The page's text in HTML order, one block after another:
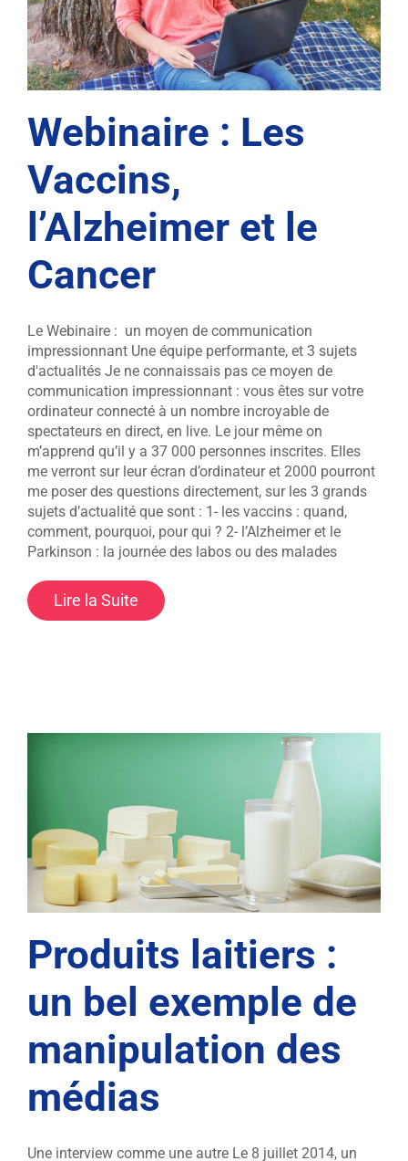
Webinaire : Les
Vaccins,
l’Alzheimer et le
Cancer
Le Webinaire : un moyen de communication
impressionnant Une équipe performante, et 3 sujets
d'actualités Je ne connaissais pas ce moyen de
communication impressionnant : vous êtes sur votre
ordinateur connecté à un nombre incroyable de
spectateurs en direct, en live. Le jour même on
m’apprend qu’il y a 37 000 personnes inscrites. Elles
me verront sur leur écran d’ordinateur et 2000 pourront
me poser des questions directement, sur les 3 grands
sujets d’actualité que sont : 1- les vaccins : quand,
comment, pourquoi, pour qui ? 2- l’Alzheimer et le
Parkinson : la journée des labos ou des malades
Lire la Suite
Produits laitiers :
un bel exemple de
manipulation des
médias
Une interview comme une autre Le 8 juillet 2014, un